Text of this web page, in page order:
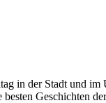
in der Stadt und
Geschichten